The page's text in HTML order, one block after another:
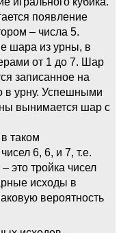
появление
– числа 5.
шара из урны, в
от 1 до 7. Шар
записанное на
в урну. Успешными
вынимается шар с
таком
6, 6, и 7, т.е.
это тройка чисел
исходы в
вероятность